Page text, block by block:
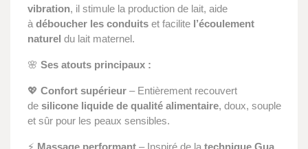
vibration, il stimule la production de lait, aide
à déboucher les conduits et facilite l’écoulement
naturel du lait maternel.
🌸 Ses atouts principaux :
💖 Confort supérieur – Entièrement recouvert
de silicone liquide de qualité alimentaire, doux, souple
et sûr pour les peaux sensibles.
⚡ Massage performant – Inspiré de la technique Gua